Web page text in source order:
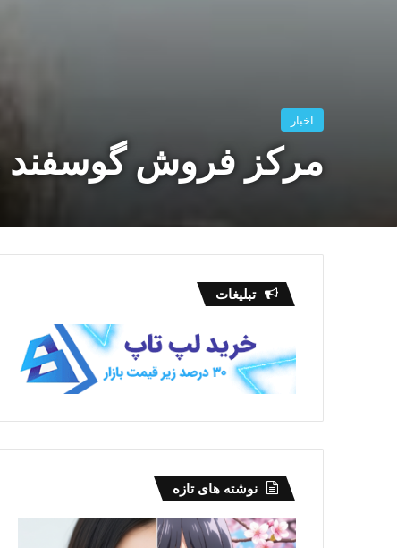
اخبار
مرکز فروش گوسفند
تبلیغات
نوشته های تازه